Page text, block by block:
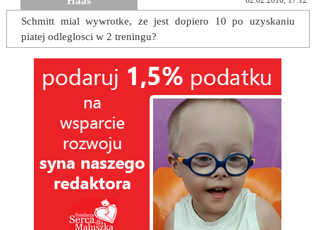
Schmitt mial wywrotke, ze jest dopiero 10 po uzyskaniu
piatej odleglosci w 2 treningu?